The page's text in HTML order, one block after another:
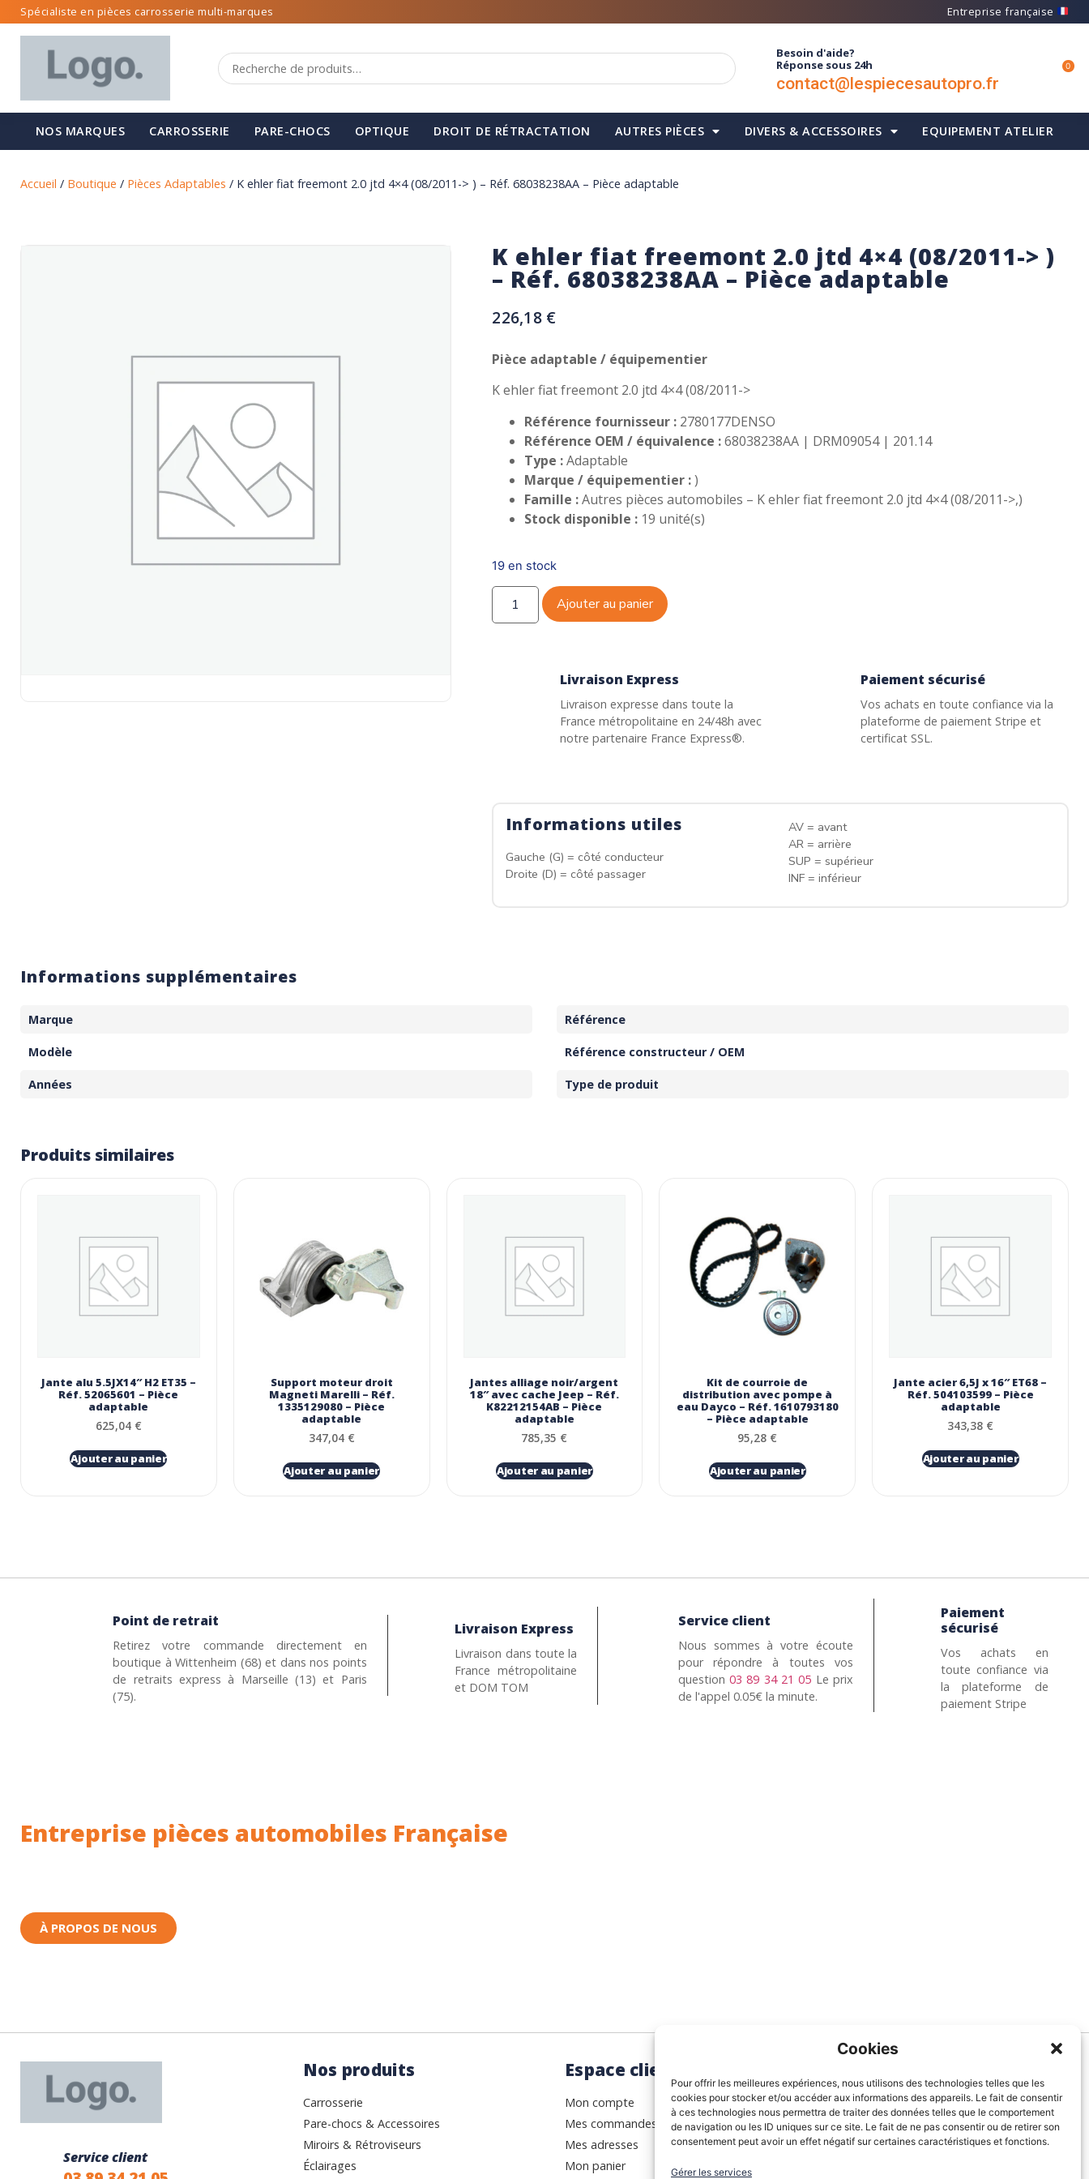
Cookies
Pour offrir les meilleures expériences, nous utilisons des technologies telles que les
cookies pour stocker et/ou accéder aux informations des appareils. Le fait de consentir
à ces technologies nous permettra de traiter des données telles que le comportement
de navigation ou les ID uniques sur ce site. Le fait de ne pas consentir ou de retirer son
consentement peut avoir un effet négatif sur certaines caractéristiques et fonctions.
Gérer les services
Spécialiste en pièces carrosserie multi-marques Entreprise française
Besoin d'aide?
Réponse sous 24h
contact@lespiecesautopro.fr
0
NOS MARQUES CARROSSERIE PARE-CHOCS OPTIQUE DROIT DE RÉTRACTATION AUTRES PIÈCES DIVERS & ACCESSOIRES EQUIPEMENT ATELIER
Accueil / Boutique / Pièces Adaptables / K ehler fiat freemont 2.0 jtd 4×4 (08/2011-> ) – Réf. 68038238AA – Pièce adaptable
K ehler fiat freemont 2.0 jtd 4×4 (08/2011-> )
– Réf. 68038238AA – Pièce adaptable
226,18 €
Pièce adaptable / équipementier
K ehler fiat freemont 2.0 jtd 4×4 (08/2011->
Référence fournisseur : 2780177DENSO
Référence OEM / équivalence :68038238AA | DRM09054 | 201.14
Type :Adaptable
Marque / équipementier :)
Famille :Autres pièces automobiles – K ehler fiat freemont 2.0 jtd 4×4 (08/2011->,)
Stock disponible : 19 unité(s)
19 en stock
Ajouter au panier
Livraison Express
Livraison expresse dans toute la
France métropolitaine en 24/48h avec
notre partenaire France Express®.
Paiement sécurisé
Vos achats en toute confiance via la
plateforme de paiement Stripe et
certificat SSL.
Informations utiles
Gauche (G) = côté conducteur
Droite (D) = côté passager
AV = avant
AR = arrière
SUP = supérieur
INF = inférieur
Informations supplémentaires
Marque Référence
Modèle Référence constructeur / OEM
Années Type de produit
Produits similaires
Jante alu 5.5JX14″ H2 ET35 –
Réf. 52065601 – Pièce
adaptable
625,04 €
Ajouter au panier
Support moteur droit
Magneti Marelli – Réf.
1335129080 – Pièce
adaptable
347,04 €
Ajouter au panier
Jantes alliage noir/argent
18″ avec cache Jeep – Réf.
K82212154AB – Pièce
adaptable
785,35 €
Ajouter au panier
Kit de courroie de
distribution avec pompe à
eau Dayco – Réf. 1610793180
– Pièce adaptable
95,28 €
Ajouter au panier
Jante acier 6,5J x 16″ ET68 –
Réf. 504103599 – Pièce
adaptable
343,38 €
Ajouter au panier
Point de retrait
Retirez votre commande directement en
boutique à Wittenheim (68) et dans nos points
de retraits express à Marseille (13) et Paris
(75).
Livraison Express
Livraison dans toute la
France métropolitaine
et DOM TOM
Service client
Nous sommes à votre écoute
pour répondre à toutes vos
question03 89 34 21 05 Le prix
de l'appel 0.05€ la minute.
Paiement
sécurisé
Vos achats en
toute confiance via
la plateforme de
paiement Stripe
Entreprise pièces automobiles Française
À PROPOS DE NOUS
Service client
Nos produits
Carrosserie
Pare-chocs & Accessoires
Miroirs & Rétroviseurs
Éclairages
Espace client
Mon compte
Mes commandes
Mes adresses
Mon panier
À Propos de nous
Blog
Contactez-nous